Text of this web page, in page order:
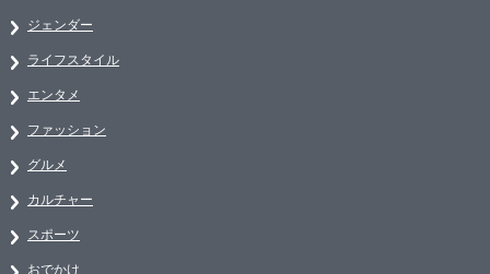
ジェンダー
ライフスタイル
エンタメ
ファッション
グルメ
カルチャー
スポーツ
おでかけ